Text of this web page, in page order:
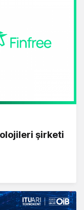
şirketi